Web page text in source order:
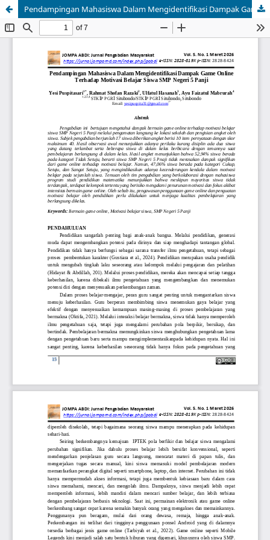
Pendampingan Mahasiswa Dalam Mengidentifikasi Dampak Game Online Terhadap Motivasi Belajar Siswa SMP Negeri 5 Panji